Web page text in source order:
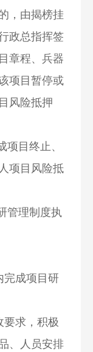
，由揭榜挂
政总指挥签
章程、兵器
项目暂停或
风险抵押
目终止、
项目风险抵
管理制度执
完成项目研
要求，积极
、人员安排